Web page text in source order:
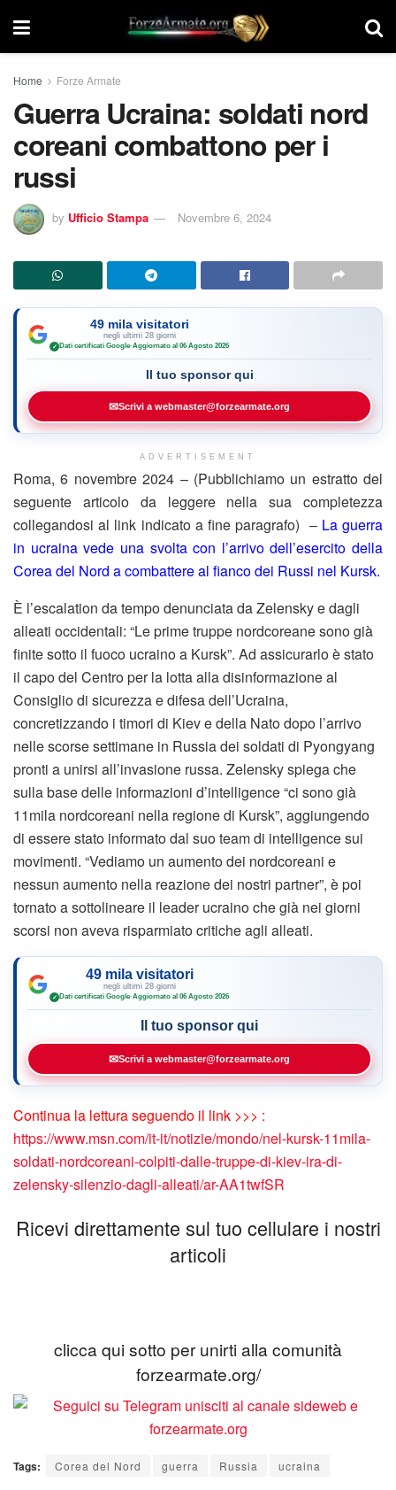
Home Forze Armate
Guerra Ucraina: soldati nord
coreani combattono per i
russi
by Ufficio Stampa Novembre 6, 2024
49 mila visitatori
negli ultimi 28 giorni
✓ Dati certificati Google·Aggiornato al 06 Agosto 2026
Il tuo sponsor qui
✉Scrivi a webmaster@forzearmate.org
ADVERTISEMENT
Roma, 6 novembre 2024 – (Pubblichiamo un estratto del
seguente articolo da leggere nella sua completezza
collegandosi al link indicato a fine paragrafo) –La guerra
in ucraina vede una svolta con l’arrivo dell’esercito della
Corea del Nord a combattere al fianco dei Russi nel Kursk.
È l’escalation da tempo denunciata da Zelensky e dagli
alleati occidentali: “Le prime truppe nordcoreane sono già
finite sotto il fuoco ucraino a Kursk”. Ad assicurarlo è stato
il capo del Centro per la lotta alla disinformazione al
Consiglio di sicurezza e difesa dell’Ucraina,
concretizzando i timori di Kiev e della Nato dopo l’arrivo
nelle scorse settimane in Russia dei soldati di Pyongyang
pronti a unirsi all’invasione russa. Zelensky spiega che
sulla base delle informazioni d’intelligence “ci sono già
11mila nordcoreani nella regione di Kursk”, aggiungendo
di essere stato informato dal suo team di intelligence sui
movimenti. “Vediamo un aumento dei nordcoreani e
nessun aumento nella reazione dei nostri partner”, è poi
tornato a sottolineare il leader ucraino che già nei giorni
scorsi non aveva risparmiato critiche agli alleati.
49 mila visitatori
negli ultimi 28 giorni
✓ Dati certificati Google·Aggiornato al 06 Agosto 2026
Il tuo sponsor qui
✉Scrivi a webmaster@forzearmate.org
Continua la lettura seguendo il link >>> :
https://www.msn.com/it-it/notizie/mondo/nel-kursk-11mila-
soldati-nordcoreani-colpiti-dalle-truppe-di-kiev-ira-di-
zelensky-silenzio-dagli-alleati/ar-AA1twfSR
Ricevi direttamente sul tuo cellulare i nostri
articoli
clicca qui sotto per unirti alla comunità
forzearmate.org/
Tags: Corea del Nord guerra Russia ucraina